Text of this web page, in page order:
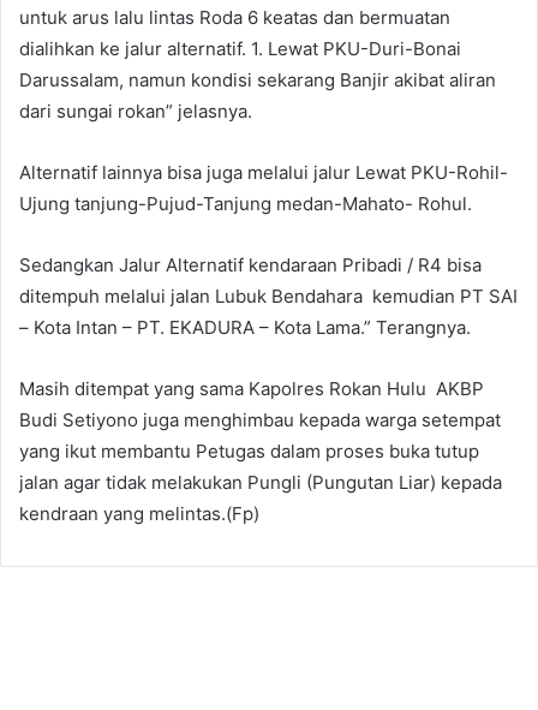
untuk arus lalu lintas Roda 6 keatas dan bermuatan
dialihkan ke jalur alternatif. 1. Lewat PKU-Duri-Bonai
Darussalam, namun kondisi sekarang Banjir akibat aliran
dari sungai rokan” jelasnya.
Alternatif lainnya bisa juga melalui jalur Lewat PKU-Rohil-
Ujung tanjung-Pujud-Tanjung medan-Mahato- Rohul.
Sedangkan Jalur Alternatif kendaraan Pribadi / R4 bisa
ditempuh melalui jalan Lubuk Bendahara kemudian PT SAI
– Kota Intan – PT. EKADURA – Kota Lama.” Terangnya.
Masih ditempat yang sama Kapolres Rokan Hulu AKBP
Budi Setiyono juga menghimbau kepada warga setempat
yang ikut membantu Petugas dalam proses buka tutup
jalan agar tidak melakukan Pungli (Pungutan Liar) kepada
kendraan yang melintas.(Fp)